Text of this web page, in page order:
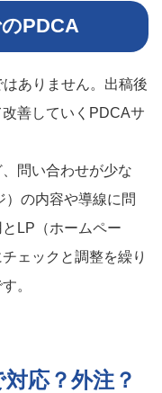
PDCA
ありません。出稿後
善していくPDCAサ
問い合わせが少な
の内容や導線に問
LP（ホームペー
ェックと調整を繰り
。
応？外注？